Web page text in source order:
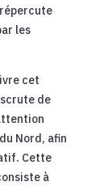
les
cet
de
Nord, afin
Cette
à